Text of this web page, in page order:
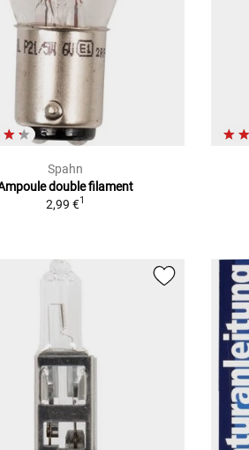
Spahn
double filament
2,99 €1